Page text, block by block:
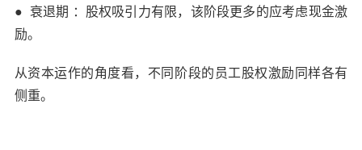
● 衰退期 ：股权吸引力有限，该阶段更多的应考虑现金激
励。
从资本运作的角度看，不同阶段的员工股权激励同样各有
侧重。